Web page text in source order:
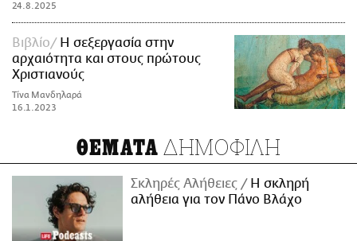
24.8.2025
Βιβλίο
Η σεξεργασία στην
αρχαιότητα και στους πρώτους
Χριστιανούς
Τίνα Μανδηλαρά
16.1.2023
ΘΕΜΑΤΑ ΔΗΜΟΦΙΛΗ
Σκληρές Αλήθειες
H σκληρή
αλήθεια για τον Πάνο Βλάχο